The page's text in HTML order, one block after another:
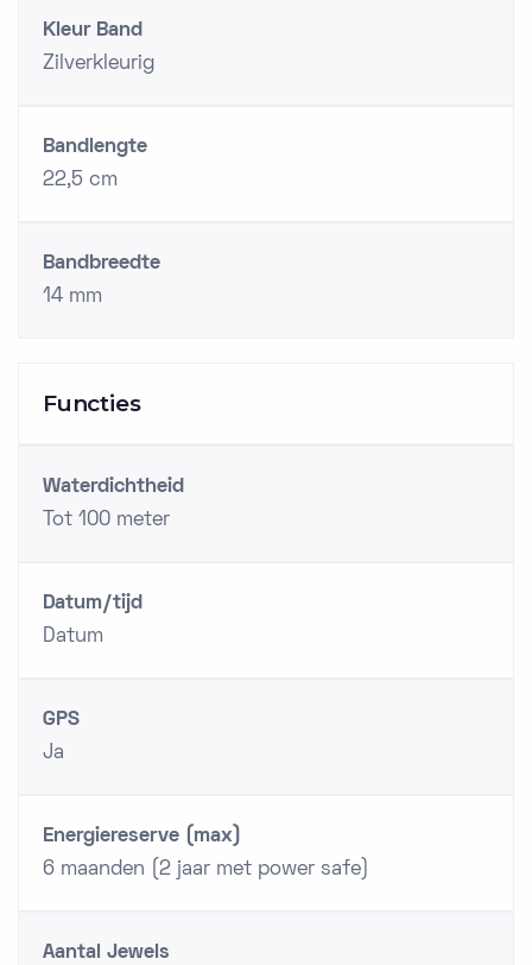
Kleur Band
Zilverkleurig
Bandlengte
22,5 cm
Bandbreedte
14 mm
Functies
Waterdichtheid
Tot 100 meter
Datum/tijd
Datum
GPS
Ja
Energiereserve (max)
6 maanden (2 jaar met power safe)
Aantal Jewels